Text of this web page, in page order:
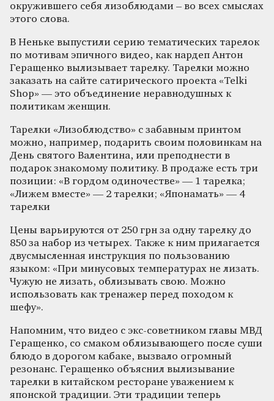
окружившего себя лизоблюдами – во всех смыслах
этого слова.
В Неньке выпустили серию тематических тарелок
по мотивам эпичного видео, как нардеп Антон
Геращенко вылизывает тарелку. Тарелки можно
заказать на сайте сатирического проекта «Telki
Shop» — это объединение неравнодушных к
политикам женщин.
Тарелки «Лизоблюдство» с забавным принтом
можно, например, подарить своим половинкам на
День святого Валентина, или преподнести в
подарок знакомому политику. В продаже есть три
позиции: «В гордом одиночестве» — 1 тарелка;
«Лижем вместе» — 2 тарелки; «Японамать» — 4
тарелки
Цены варьируются от 250 грн за одну тарелку до
850 за набор из четырех. Также к ним прилагается
двусмысленная инструкция по пользованию
языком: «При минусовых температурах не лизать.
Чужую не лизать, облизывать свою. Можно
использовать как тренажер перед походом к
шефу».
Напомним, что видео с экс-советником главы МВД
Геращенко, со смаком облизывающего после суши
блюдо в дорогом кабаке, вызвало огромный
резонанс. Геращенко объяснил вылизывание
тарелки в китайском ресторане уважением к
японской традиции. Эти традиции теперь